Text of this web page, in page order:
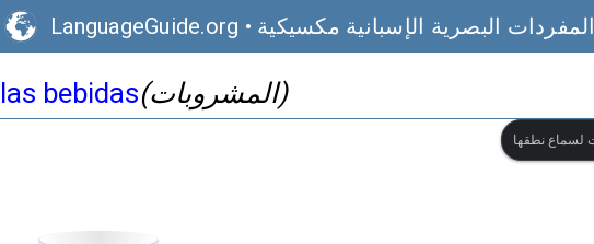
LanguageGuide.org • المفردات البصرية الإسبانية مكسيكية
las bebidas (المشروبات)